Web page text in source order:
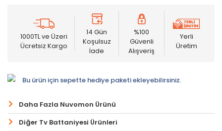
1000TL ve Üzeri
Ücretsiz Kargo
14 Gün
Koşulsuz
İade
%100
Güvenli
Alışveriş
Yerli
Üretim
Bu ürün için sepette hediye paketi ekleyebilirsiniz.
Daha Fazla Nuvomon Ürünü
Diğer Tv Battaniyesi Ürünleri